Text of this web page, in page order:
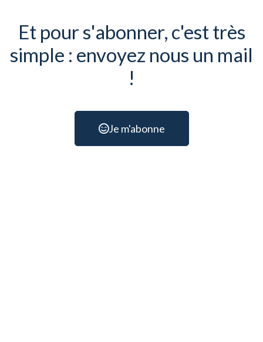
Et pour s'abonner, c'est très
simple : envoyez nous un mail
!
Je m'abonne